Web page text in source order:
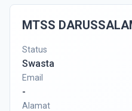
MTSS
Status
Swasta
Email
-
Alamat